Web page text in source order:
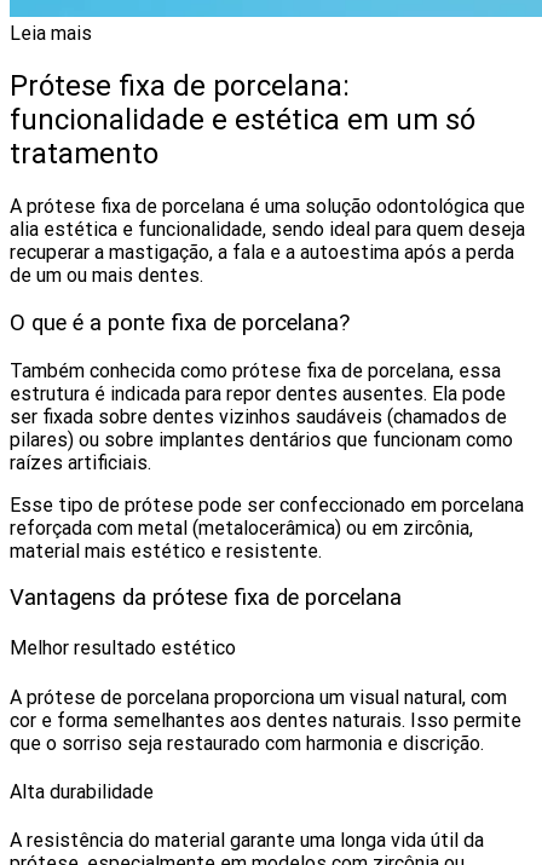
Leia mais
Prótese fixa de porcelana:
funcionalidade e estética em um só
tratamento
A prótese fixa de porcelana é uma solução odontológica que
alia estética e funcionalidade, sendo ideal para quem deseja
recuperar a mastigação, a fala e a autoestima após a perda
de um ou mais dentes.
O que é a ponte fixa de porcelana?
Também conhecida como prótese fixa de porcelana, essa
estrutura é indicada para repor dentes ausentes. Ela pode
ser fixada sobre dentes vizinhos saudáveis (chamados de
pilares) ou sobre implantes dentários que funcionam como
raízes artificiais.
Esse tipo de prótese pode ser confeccionado em porcelana
reforçada com metal (metalocerâmica) ou em zircônia,
material mais estético e resistente.
Vantagens da prótese fixa de porcelana
Melhor resultado estético
A prótese de porcelana proporciona um visual natural, com
cor e forma semelhantes aos dentes naturais. Isso permite
que o sorriso seja restaurado com harmonia e discrição.
Alta durabilidade
A resistência do material garante uma longa vida útil da